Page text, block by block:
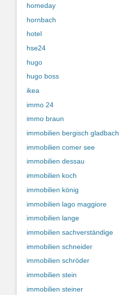
homeday
hornbach
hotel
hse24
hugo
hugo boss
ikea
immo 24
immo braun
immobilien bergisch gladbach
immobilien comer see
immobilien dessau
immobilien koch
immobilien könig
immobilien lago maggiore
immobilien lange
immobilien sachverständige
immobilien schneider
immobilien schröder
immobilien stein
immobilien steiner